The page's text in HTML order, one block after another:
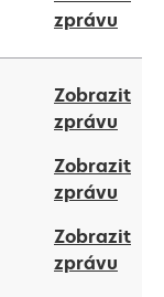
new
tab
zprávu
new
tab
Zobrazit
zprávu
a
new
tab
Zobrazit
zprávu
a
new
Zobrazit
zprávu